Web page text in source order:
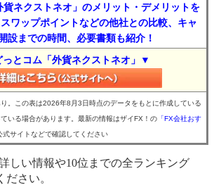
ネクストネオ」のメリット・デメリットを
ワップポイントなどの他社との比較、キャ
設までの時間、必要書類も紹介！
とコム「外貨ネクストネオ」▼
。この表は2026年8月3日時点のデータをもとに作成している
いる場合があります。最新の情報はザイFX！の 「FX会社おす
式サイトなどで確認してください
しい情報や10位までの全ランキング
さい。